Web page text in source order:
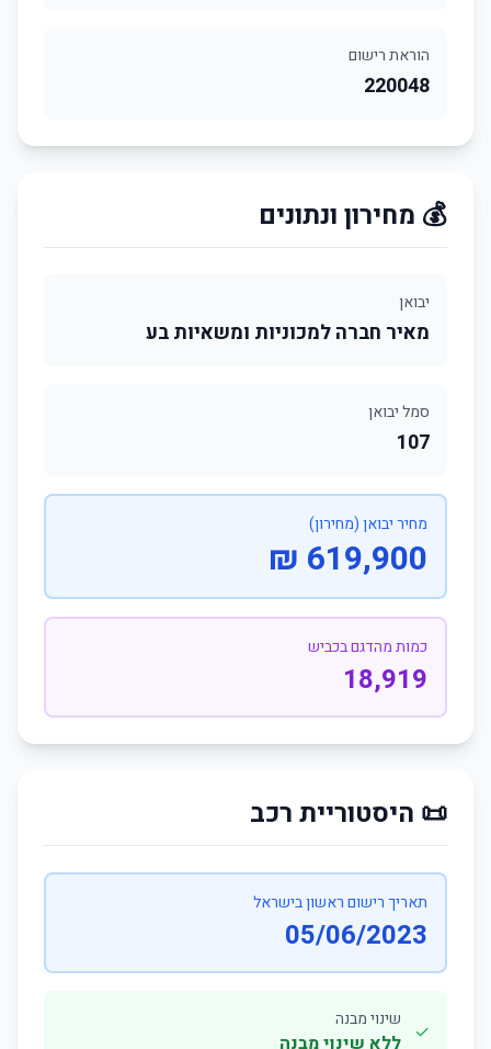
הוראת רישום
220048
💰 מחירון ונתונים
יבואן
מאיר חברה למכוניות ומשאיות בע
סמל יבואן
107
מחיר יבואן (מחירון)
619,900 ₪
כמות מהדגם בכביש
18,919
📜 היסטוריית רכב
תאריך רישום ראשון בישראל
05/06/2023
✓
שינוי מבנה
ללא שינוי מבנה